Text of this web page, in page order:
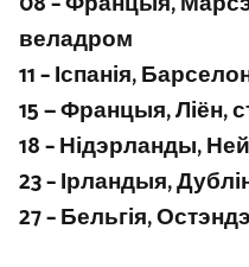
веладром
11 – Іспанія,
15 — Францыя, Ліён,
18 – Нідэрланды,
23 – Ірландыя,
27 – Бельгія,